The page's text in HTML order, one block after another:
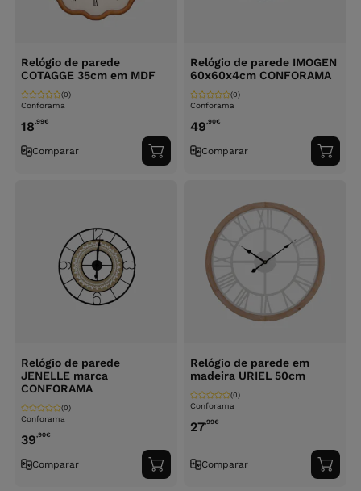
Relógio de parede
COTAGGE 35cm em MDF
Conforama
(0)
18,99€
Comparar
Adicionar
ao
Relógio de parede IMOGEN
60x60x4cm CONFORAMA
Conforama
(0)
49,90€
Comparar
ao
Relógio de parede
JENELLE marca
CONFORAMA
Conforama
(0)
39,90€
Comparar
Adicionar
ao
Relógio de parede em
madeira URIEL 50cm
Conforama
(0)
27,99€
Comparar
ao